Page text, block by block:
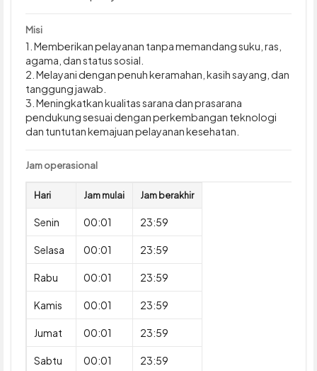
Misi
1. Memberikan pelayanan tanpa memandang suku, ras,
agama, dan status sosial.
2. Melayani dengan penuh keramahan, kasih sayang, dan
tanggung jawab.
3. Meningkatkan kualitas sarana dan prasarana
pendukung sesuai dengan perkembangan teknologi
dan tuntutan kemajuan pelayanan kesehatan.
Jam operasional
Hari Jam mulai Jam berakhir
Senin 00:01 23:59
Selasa 00:01 23:59
Rabu 00:01 23:59
Kamis 00:01 23:59
Jumat 00:01 23:59
Sabtu 00:01 23:59